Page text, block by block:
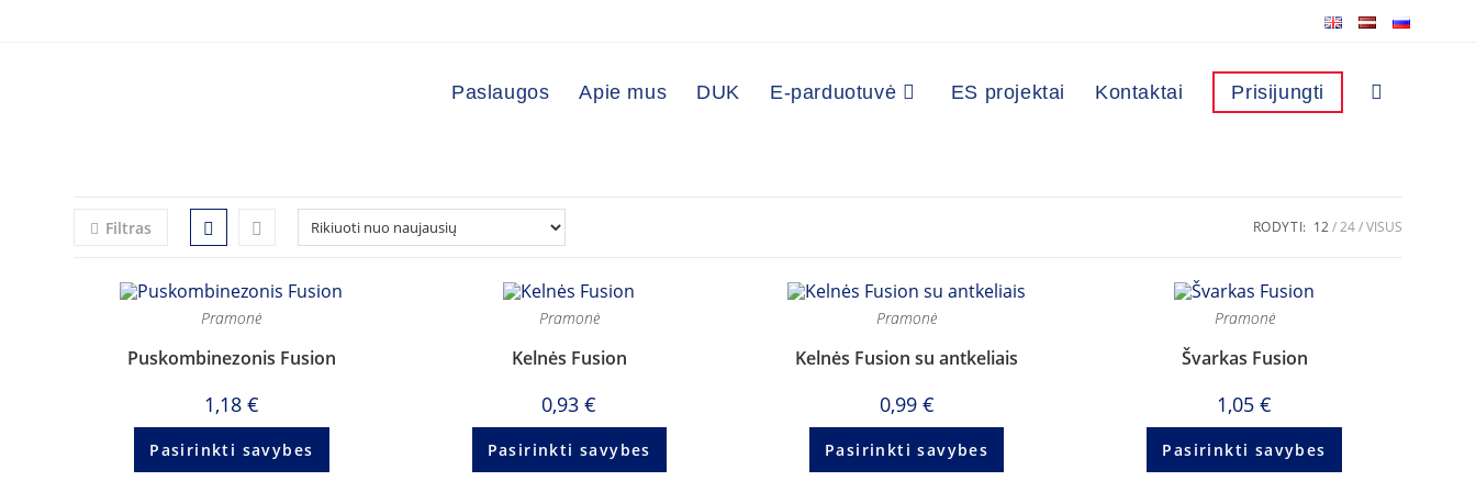
Paslaugos Apie mus DUK E-parduotuvė ES projektai Kontaktai Prisijungti
Filtras RODYTI: 12 24 VISUS
Pramonė
Puskombinezonis Fusion
1,18 €
Pasirinkti savybes
Pramonė
Kelnės Fusion
0,93€
Pasirinkti savybes
Pramonė
Kelnės Fusion su antkeliais
0,99 €
Pasirinkti savybes
Pramonė
Švarkas Fusion
1,05€
Pasirinkti savybes